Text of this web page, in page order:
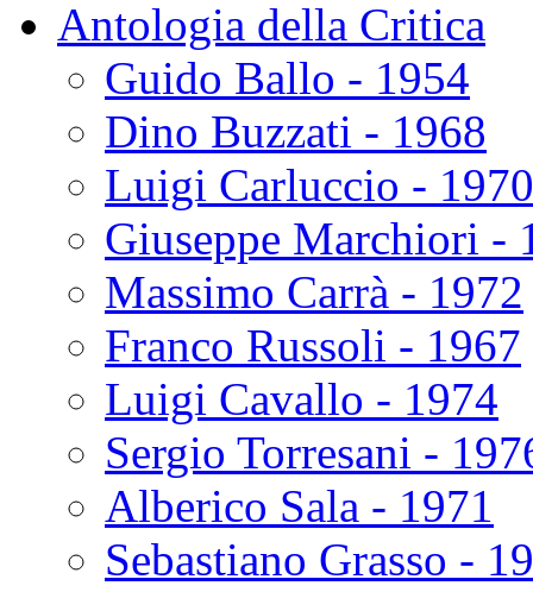
Antologia della Critica
Guido Ballo - 1954
Dino Buzzati - 1968
Luigi Carluccio - 1970
Giuseppe Marchiori -
Massimo Carrà - 1972
Franco Russoli - 1967
Luigi Cavallo - 1974
Sergio Torresani -
Alberico Sala - 1971
Sebastiano Grasso -